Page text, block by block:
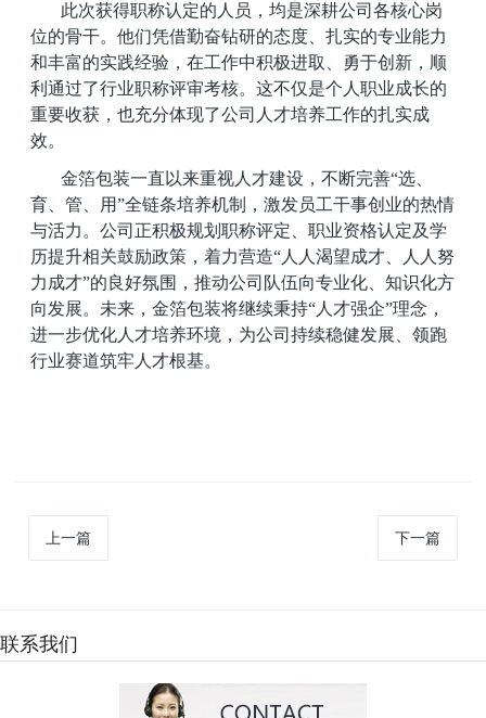
此次获得职称认定的人员，均是深耕公司各核心岗
位的骨干。他们凭借勤奋钻研的态度、扎实的专业能力
和丰富的实践经验，在工作中积极进取、勇于创新，顺
利通过了行业职称评审考核。这不仅是个人职业成长的
重要收获，也充分体现了公司人才培养工作的扎实成
效。
金箔包装一直以来重视人才建设，不断完善“选、
育、管、用”全链条培养机制，激发员工干事创业的热情
与活力。公司正积极规划职称评定、职业资格认定及学
历提升相关鼓励政策，着力营造“人人渴望成才、人人努
力成才”的良好氛围，推动公司队伍向专业化、知识化方
向发展。未来，金箔包装将继续秉持“人才强企”理念，
进一步优化人才培养环境，为公司持续稳健发展、领跑
行业赛道筑牢人才根基。
上一篇 下一篇
联系我们